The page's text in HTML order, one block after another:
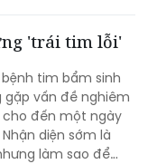
nghiệp có thể chủ
quả vận hành
dịch hàng ngày.
'trái tim lỗi'
tim bẩm sinh
gặp vấn đề nghiêm
cho đến một ngày
diện sớm là
làm sao để